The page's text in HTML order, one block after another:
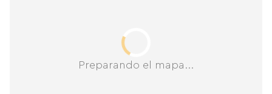
Preparando el mapa...